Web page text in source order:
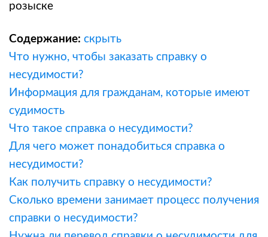
розыске
Содержание: скрыть
Что нужно, чтобы заказать справку о
несудимости?
Информация для гражданам, которые имеют
судимость
Что такое справка о несудимости?
Для чего может понадобиться справка о
несудимости?
Как получить справку о несудимости?
Сколько времени занимает процесс получения
справки о несудимости?